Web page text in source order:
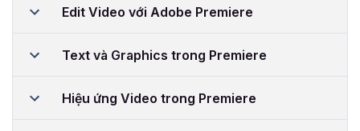
Edit Video với Adobe Premiere
Text và Graphics trong Premiere
Hiệu ứng Video trong Premiere